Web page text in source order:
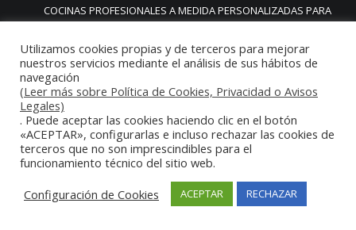
COCINAS PROFESIONALES A MEDIDA PERSONALIZADAS PARA
COCINAS PROFESIONALES ACERO INOXIDABLE
COCINAS PROFESIONALES HORECA
COCINAS PROFESIONALES HOSTELERÍA MADRID
Cocinas profesionales industriales monoblock a medida
personalizadas
Cocinas profesionales industriales monoblock a medida
personalizadasCocinas profesionales industriales
cocinas profesionales industriales para casas chalets
particulares urbanizaciones lujo madrid reformas cocinas
Utilizamos cookies propias y de terceros para mejorar
nuestros servicios mediante el análisis de sus hábitos de
navegación
(Leer más sobre Política de Cookies, Privacidad o Avisos
Legales)
. Puede aceptar las cookies haciendo clic en el botón
«ACEPTAR», configurarlas e incluso rechazar las cookies de
terceros que no son imprescindibles para el
funcionamiento técnico del sitio web.
Configuración de Cookies
ACEPTAR RECHAZAR